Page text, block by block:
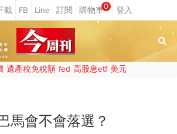
0
遺產稅免稅額 fed 高股息etf 美元
馬會不會落選？